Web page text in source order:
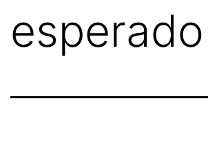
esperado